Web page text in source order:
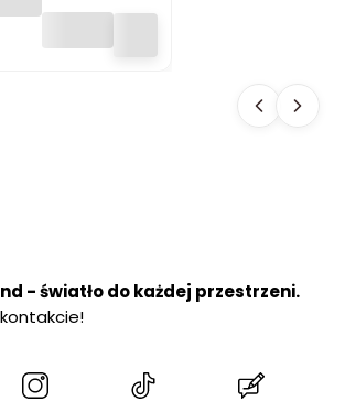
lm
- światło do każdej przestrzeni.
(Otwiera
(Otwiera
(Otwiera